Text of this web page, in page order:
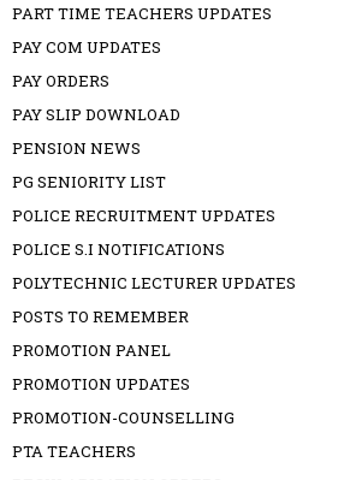
PART TIME TEACHERS UPDATES
PAY COM UPDATES
PAY ORDERS
PAY SLIP DOWNLOAD
PENSION NEWS
PG SENIORITY LIST
POLICE RECRUITMENT UPDATES
POLICE S.I NOTIFICATIONS
POLYTECHNIC LECTURER UPDATES
POSTS TO REMEMBER
PROMOTION PANEL
PROMOTION UPDATES
PROMOTION-COUNSELLING
PTA TEACHERS